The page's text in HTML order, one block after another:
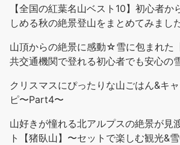
【全国の紅葉名山ベスト10】初心者か
しめる秋の絶景登山をまとめてみまし
山頂からの絶景に感動☆雪に包まれた
共交通機関で登れる初心者でも安心の
クリスマスにぴったりな山ごはん&キ
ピ〜Part4〜
山好きが憧れる北アルプスの絶景が見
ト【猪臥山】〜セットで楽しむ観光&